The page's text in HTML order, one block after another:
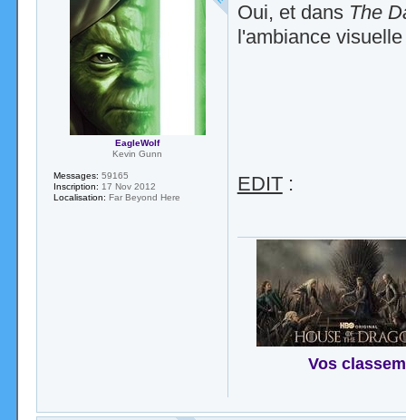
Oui, et dans The
l'ambiance
EDIT:
Vos
EagleWolf
Kevin Gunn
Messages: 59165
Inscription: 17 Nov 2012
Localisation: Far Beyond Here